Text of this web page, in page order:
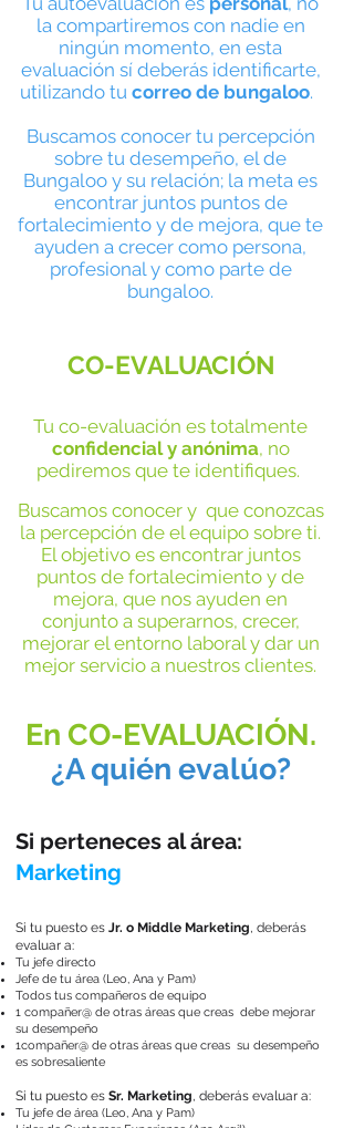
la compartiremos con nadie en
ningún momento, en esta
evaluación sí deberás identificarte,
utilizando tu correo de bungaloo.
Buscamos conocer tu percepción
sobre tu desempeño, el de
Bungaloo y su relación; la meta es
encontrar juntos puntos de
fortalecimiento y de mejora, que te
ayuden a crecer como persona,
profesional y como parte de
bungaloo.
CO-EVALUACIÓN
Tu co-evaluación es totalmente
confidencial y anónima, no
pediremos que te identifiques.
Buscamos conocer y que conozcas
la percepción de el equipo sobre ti.
El objetivo es encontrar juntos
puntos de fortalecimiento y de
mejora, que nos ayuden en
conjunto a superarnos, crecer,
mejorar el entorno laboral y dar un
mejor servicio a nuestros clientes.
En CO-EVALUACIÓN.
¿A quién evalúo?
Si perteneces al área:
Marketing
Si tu puesto es Jr. o Middle Marketing, deberás
evaluar a:
Tu jefe directo
Jefe de tu área (Leo, Ana y Pam)
Todos tus compañeros de equipo
1 compañer@ de otras áreas que creas debe mejorar
su desempeño
1compañer@ de otras áreas que creas su desempeño
es sobresaliente
Si tu puesto es Sr. Marketing, deberás evaluar a:
Tu jefe de área (Leo, Ana y Pam)